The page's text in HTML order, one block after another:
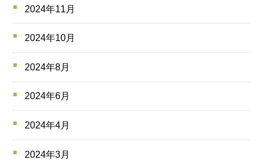
2024年11月
2024年10月
2024年8月
2024年6月
2024年4月
2024年3月